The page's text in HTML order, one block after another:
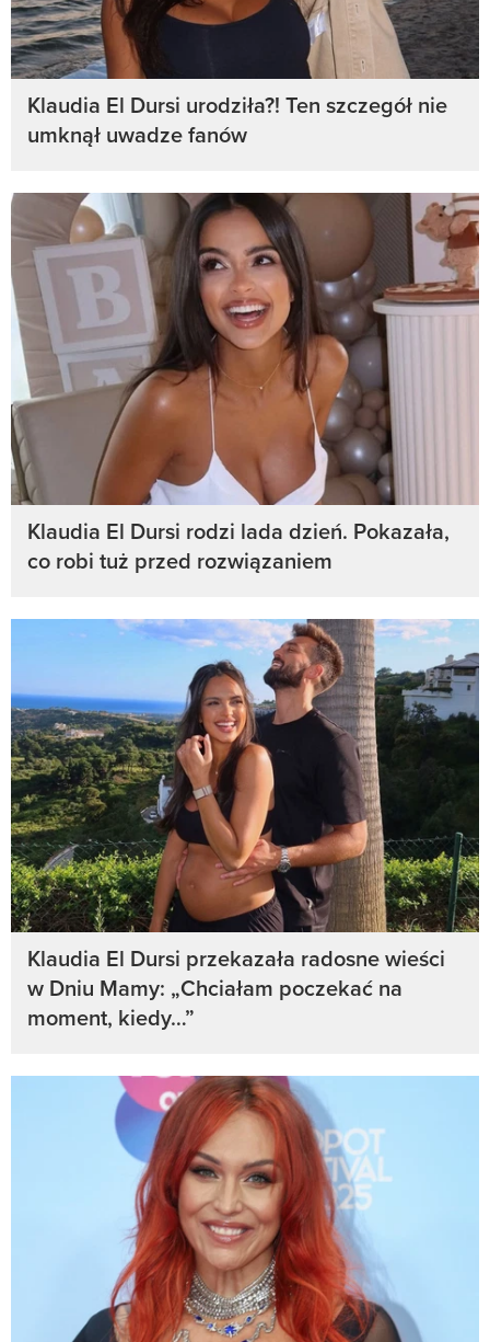
Klaudia El Dursi urodziła?! Ten szczegół nie
umknął uwadze fanów
Klaudia El Dursi rodzi lada dzień. Pokazała,
co robi tuż przed rozwiązaniem
Klaudia El Dursi przekazała radosne wieści
w Dniu Mamy: „Chciałam poczekać na
moment, kiedy…”